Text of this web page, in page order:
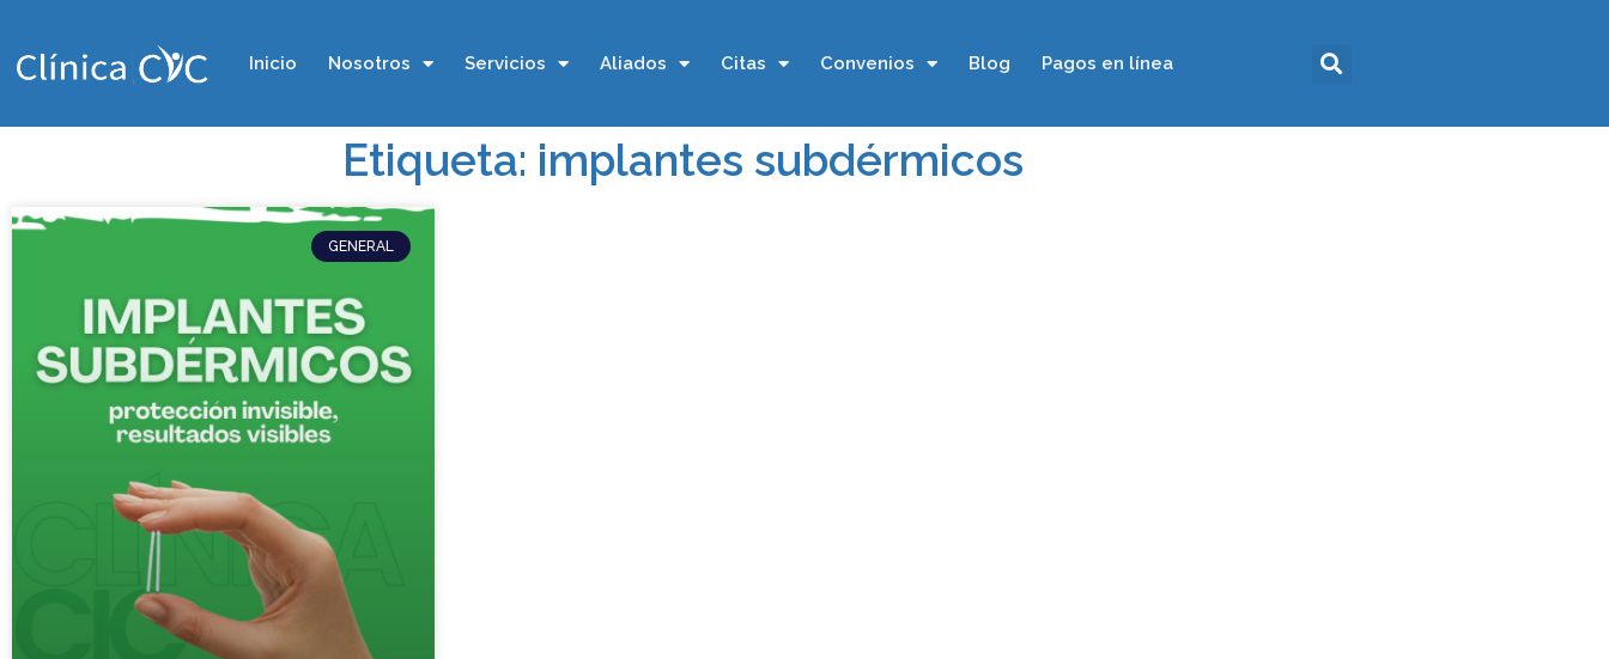
Inicio Nosotros Servicios Aliados Citas Convenios Blog Pagos en línea
Etiqueta: implantes subdérmicos
GENERAL